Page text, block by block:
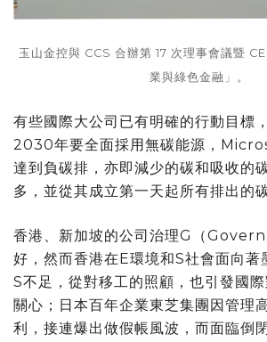
玉山金控與 CCS 合辦第 17 次理事會議暨
業與綠色金融」。
有些國際大公司已有明確的行動目標
2030年要全面採用無碳能源，
達到負碳排，亦即減少的碳和吸收的
多，並從其成立第一天起所有排出的
香港、新加坡的公司治理G（
好，然而香港在E環境和S社會面向著
S不足，從對移工的照顧，也引發國
關心；日本百年企業東芝集團因管理
利，接連爆出做假帳風波，而面臨倒